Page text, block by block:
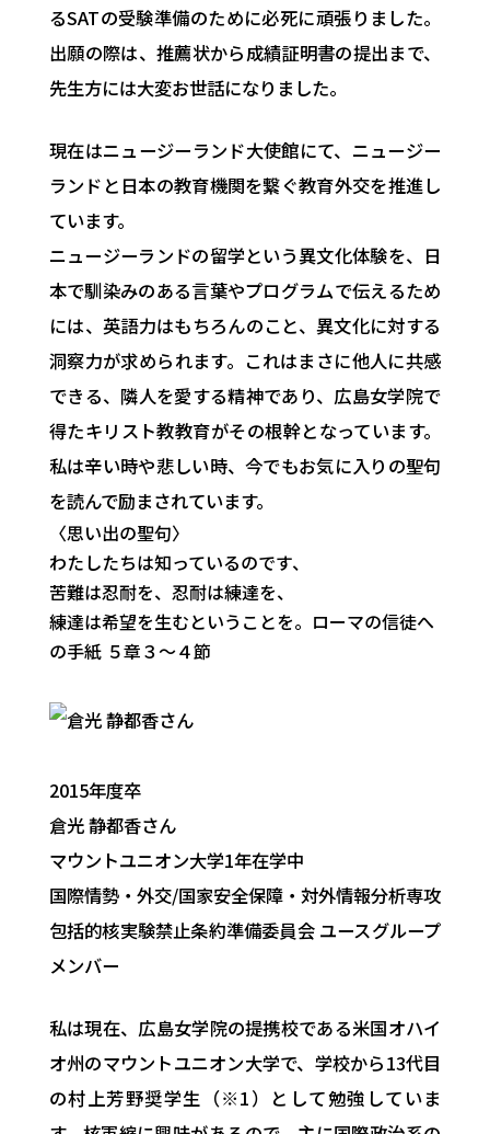
るSATの受験準備のために必死に頑張りました。
出願の際は、推薦状から成績証明書の提出まで、
先生方には大変お世話になりました。
現在はニュージーランド大使館にて、ニュージー
ランドと日本の教育機関を繋ぐ教育外交を推進し
ています。
ニュージーランドの留学という異文化体験を、日
本で馴染みのある言葉やプログラムで伝えるため
には、英語力はもちろんのこと、異文化に対する
洞察力が求められます。これはまさに他人に共感
できる、隣人を愛する精神であり、広島女学院で
得たキリスト教教育がその根幹となっています。
私は辛い時や悲しい時、今でもお気に入りの聖句
を読んで励まされています。
〈思い出の聖句〉
わたしたちは知っているのです、
苦難は忍耐を、忍耐は練達を、
練達は希望を生むということを。 ローマの信徒へ
の手紙 ５章３～４節
2015年度卒
倉光 静都香さん
マウントユニオン大学1年在学中
国際情勢・外交/国家安全保障・対外情報分析専攻
包括的核実験禁止条約準備委員会 ユースグループ
メンバー
私は現在、広島女学院の提携校である米国オハイ
オ州のマウントユニオン大学で、学校から13代目
の村上芳野奨学生（※1）として勉強していま